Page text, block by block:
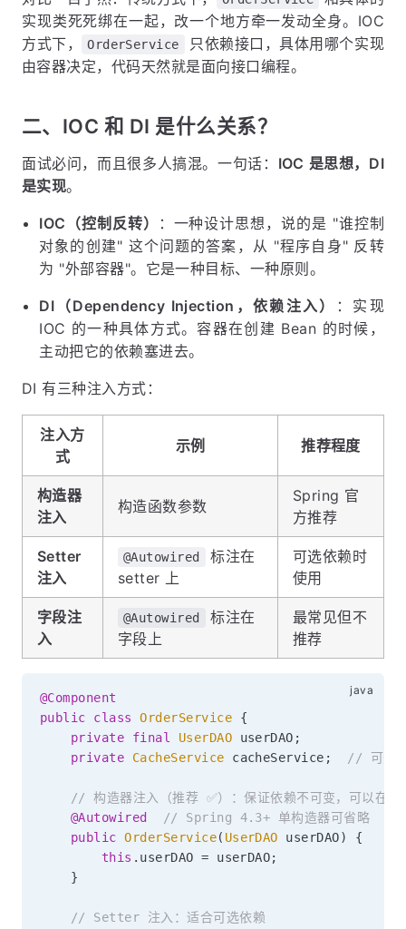
实现类死死绑在一起，改一个地方牵一发动全身。IOC
方式下，
OrderService
只依赖接口，具体用哪个实现
由容器决定，代码天然就是面向接口编程。
二、IOC 和 DI 是什么关系？
面试必问，而且很多人搞混。一句话： IOC 是思想，DI
是实现。
IOC（控制反转）
：一种设计思想，说的是 "谁控制
对象的创建" 这个问题的答案，从 "程序自身" 反转
为 "外部容器"。它是一种目标、一种原则。
DI（Dependency Injection，依赖注入）
：实现
IOC 的一种具体方式。容器在创建 Bean 的时候，
主动把它的依赖塞进去。
DI 有三种注入方式：
注入方
式
示例 推荐程度
构造器
注入
构造函数参数
Spring 官
方推荐
Setter
注入
@Autowired
标注在
setter 上
可选依赖时
使用
字段注
入
@Autowired
标注在
字段上
最常见但不
推荐
@Component
public
class OrderService
{
private
final UserDAO userDAO ;
private
CacheService cacheService ; // 可选
// 构造器注入（推荐 ✅）：保证依赖不可变，可以在构
@Autowired
// Spring 4.3+ 单构造器可省略
public OrderService( UserDAO userDAO)
{
this . userDAO = userDAO;
}
// Setter 注入：适合可选依赖